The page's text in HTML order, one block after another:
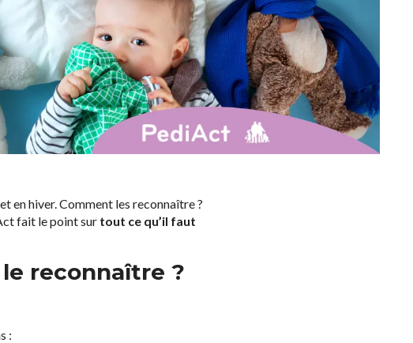
en hiver. Comment les reconnaître ?
fait le point sur tout ce qu’il faut
reconnaître ?
: